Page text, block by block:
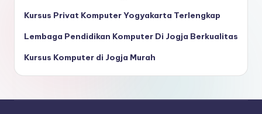
Kursus Privat Komputer Yogyakarta Terlengkap
Lembaga Pendidikan Komputer Di Jogja Berkualitas
Kursus Komputer di Jogja Murah